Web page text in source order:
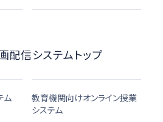
配信システムトップ
ム
教育機関向けオンライン授業
システム